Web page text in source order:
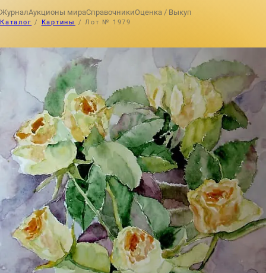
ЖурналАукционы мираСправочникиОценка / Выкуп
Каталог / Картины / Лот № 1979